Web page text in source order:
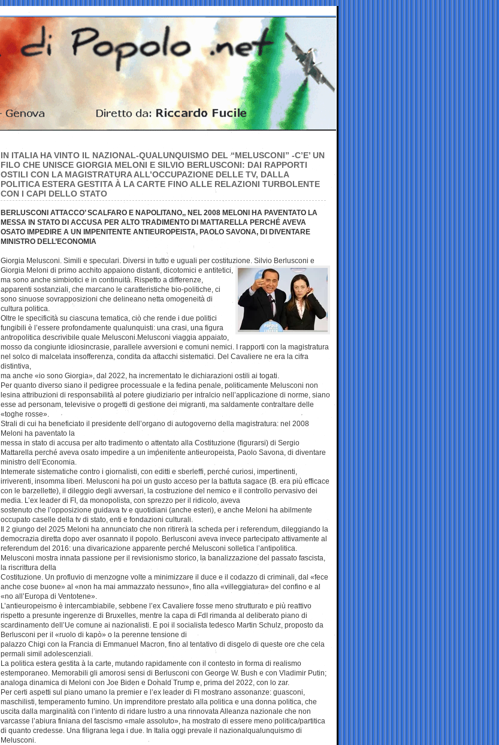
IN ITALIA HA VINTO IL NAZIONAL-QUALUNQUISMO DEL “MELUSCONI” -C’E’ UN
FILO CHE UNISCE GIORGIA MELONI E SILVIO BERLUSCONI: DAI RAPPORTI
OSTILI CON LA MAGISTRATURA ALL’OCCUPAZIONE DELLE TV, DALLA
POLITICA ESTERA GESTITA À LA CARTE FINO ALLE RELAZIONI TURBOLENTE
CON I CAPI DELLO STATO
BERLUSCONI ATTACCO’ SCALFARO E NAPOLITANO,, NEL 2008 MELONI HA PAVENTATO LA
MESSA IN STATO DI ACCUSA PER ALTO TRADIMENTO DI MATTARELLA PERCHÉ AVEVA
OSATO IMPEDIRE A UN IMPENITENTE ANTIEUROPEISTA, PAOLO SAVONA, DI DIVENTARE
MINISTRO DELL’ECONOMIA
Giorgia Melusconi. Simili e speculari. Diversi in tutto e uguali per costituzione. Silvio Berlusconi e
Giorgia Meloni di primo acchito appaiono distanti, dicotomici e antitetici,
ma sono anche simbiotici e in continuità. Rispetto a differenze,
apparenti sostanziali, che marcano le caratteristiche bio-politiche, ci
sono sinuose sovrapposizioni che delineano netta omogeneità di
cultura politica.
Oltre le specificità su ciascuna tematica, ciò che rende i due politici
fungibili è l’essere profondamente qualunquisti: una crasi, una figura
antropolitica descrivibile quale Melusconi.Melusconi viaggia appaiato,
mosso da congiunte idiosincrasie, parallele avversioni e comuni nemici. I rapporti con la magistratura
nel solco di malcelata insofferenza, condita da attacchi sistematici. Del Cavaliere ne era la cifra
distintiva,
ma anche «io sono Giorgia», dal 2022, ha incrementato le dichiarazioni ostili ai togati.
Per quanto diverso siano il pedigree processuale e la fedina penale, politicamente Melusconi non
lesina attribuzioni di responsabilità al potere giudiziario per intralcio nell’applicazione di norme, siano
esse ad personam, televisive o progetti di gestione dei migranti, ma saldamente contraltare delle
«toghe rosse».
Strali di cui ha beneficiato il presidente dell’organo di autogoverno della magistratura: nel 2008
Meloni ha paventato la
messa in stato di accusa per alto tradimento o attentato alla Costituzione (figurarsi) di Sergio
Mattarella perché aveva osato impedire a un impenitente antieuropeista, Paolo Savona, di diventare
ministro dell’Economia.
Intemerate sistematiche contro i giornalisti, con editti e sberleffi, perché curiosi, impertinenti,
irriverenti, insomma liberi. Melusconi ha poi un gusto acceso per la battuta sagace (B. era più efficace
con le barzellette), il dileggio degli avversari, la costruzione del nemico e il controllo pervasivo dei
media. L’ex leader di FI, da monopolista, con sprezzo per il ridicolo, aveva
sostenuto che l’opposizione guidava tv e quotidiani (anche esteri), e anche Meloni ha abilmente
occupato caselle della tv di stato, enti e fondazioni culturali.
Il 2 giungo del 2025 Meloni ha annunciato che non ritirerà la scheda per i referendum, dileggiando la
democrazia diretta dopo aver osannato il popolo. Berlusconi aveva invece partecipato attivamente al
referendum del 2016: una divaricazione apparente perché Melusconi solletica l’antipolitica.
Melusconi mostra innata passione per il revisionismo storico, la banalizzazione del passato fascista,
la riscrittura della
Costituzione. Un profluvio di menzogne volte a minimizzare il duce e il codazzo di criminali, dal «fece
anche cose buone» al «non ha mai ammazzato nessuno», fino alla «villeggiatura» del confino e al
«no all’Europa di Ventotene».
L’antieuropeismo è intercambiabile, sebbene l’ex Cavaliere fosse meno strutturato e più reattivo
rispetto a presunte ingerenze di Bruxelles, mentre la capa di FdI rimanda al deliberato piano di
scardinamento dell’Ue comune ai nazionalisti. E poi il socialista tedesco Martin Schulz, proposto da
Berlusconi per il «ruolo di kapò» o la perenne tensione di
palazzo Chigi con la Francia di Emmanuel Macron, fino al tentativo di disgelo di queste ore che cela
permali simil adolescenziali.
La politica estera gestita à la carte, mutando rapidamente con il contesto in forma di realismo
estemporaneo. Memorabili gli amorosi sensi di Berlusconi con George W. Bush e con Vladimir Putin;
analoga dinamica di Meloni con Joe Biden e Donald Trump e, prima del 2022, con lo zar.
Per certi aspetti sul piano umano la premier e l’ex leader di FI mostrano assonanze: guasconi,
maschilisti, temperamento fumino. Un imprenditore prestato alla politica e una donna politica, che
uscita dalla marginalità con l’intento di ridare lustro a una rinnovata Alleanza nazionale che non
varcasse l’abiura finiana del fascismo «male assoluto», ha mostrato di essere meno politica/partitica
di quanto credesse. Una filigrana lega i due. In Italia oggi prevale il nazionalqualunquismo di
Melusconi.